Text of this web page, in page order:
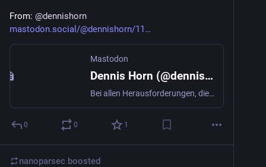
From: @dennishorn
mastodon.social/@dennishorn/11
Mastodon
Dennis Horn (@dennishorn@mastodon.social)
Bei allen Herausforderungen, die Drittplattformen für uns mit sich bringen (wir führen die Diskussion hier auf Mastodon ja öfter): WhatsApp hat viele Gemeinsamkeiten mit dem Radio. Kaum eine Plattform ist so alltäglich, so intim und so "nebenbei". Genau darin liegt die Chance: nicht lauter zu sein als alles andere, sondern näher. Nicht ständig, sondern gezielt. Nicht algorithmisch getrieben, sondern redaktionell entschieden.￼
0 0 1
nanoparsec boosted